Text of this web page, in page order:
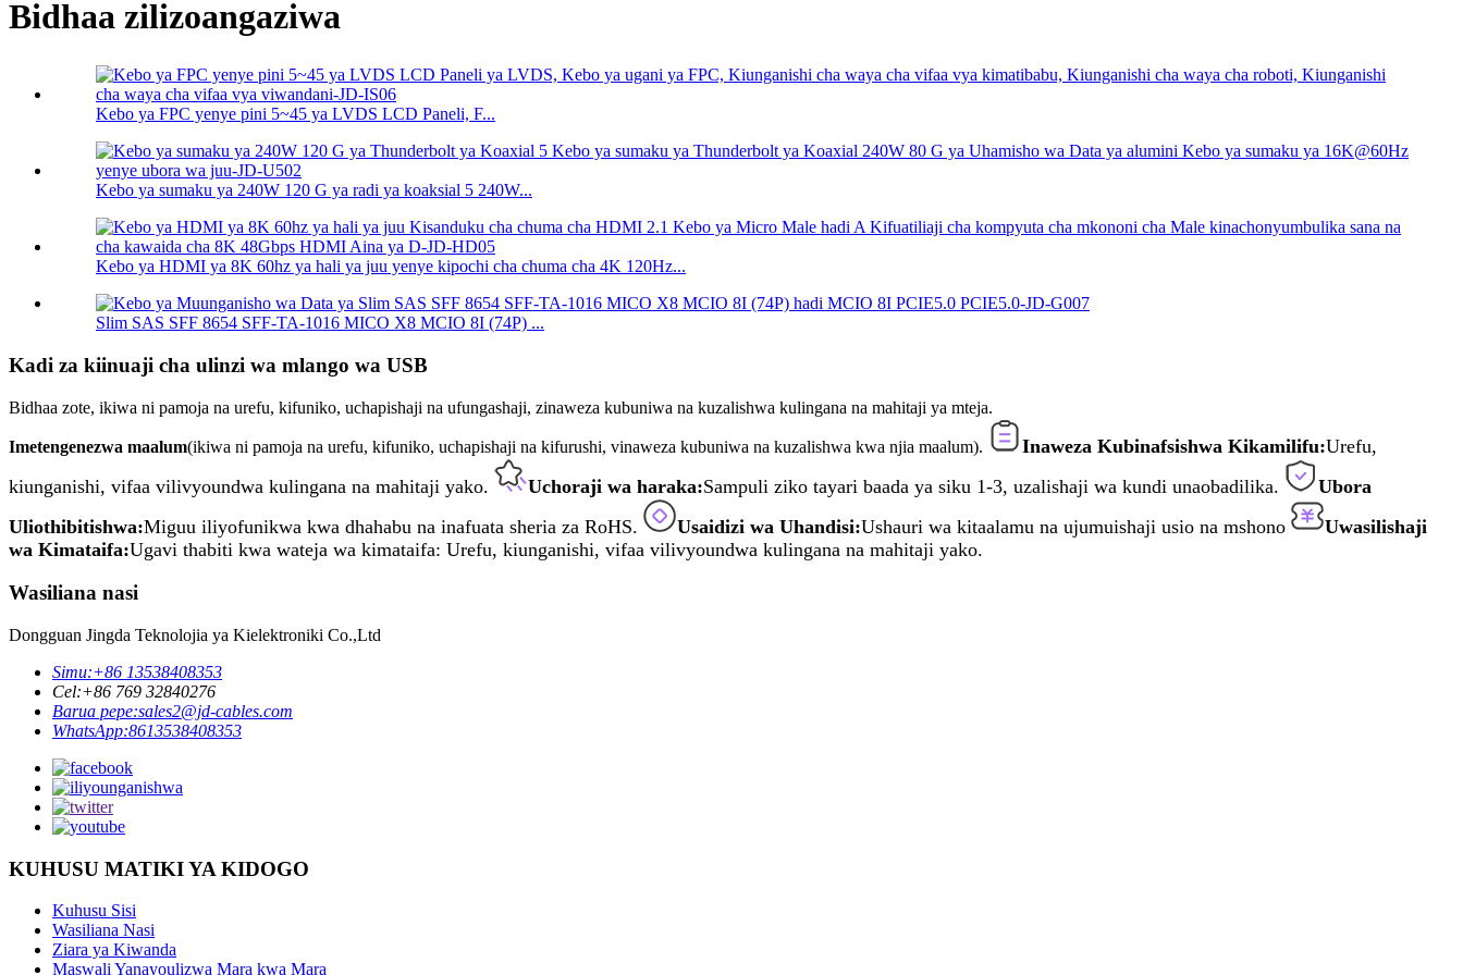
Bidhaa zilizoangaziwa
Kebo ya FPC yenye pini 5~45 ya LVDS LCD Paneli, F...
Kebo ya sumaku ya 240W 120 G ya radi ya koaksial 5 240W...
Kebo ya HDMI ya 8K 60hz ya hali ya juu yenye kipochi cha chuma cha 4K 120Hz...
Slim SAS SFF 8654 SFF-TA-1016 MICO X8 MCIO 8I (74P) ...
Kadi za kiinuaji cha ulinzi wa mlango wa USB
Bidhaa zote, ikiwa ni pamoja na urefu, kifuniko, uchapishaji na ufungashaji, zinaweza kubuniwa na kuzalishwa kulingana na mahitaji ya mteja.
Imetengenezwa maalum(ikiwa ni pamoja na urefu, kifuniko, uchapishaji na kifurushi, vinaweza kubuniwa na kuzalishwa kwa njia maalum). Inaweza Kubinafsishwa Kikamilifu:Urefu,
kiunganishi, vifaa vilivyoundwa kulingana na mahitaji yako.
Uchoraji wa haraka:Sampuli ziko tayari baada ya siku 1-3, uzalishaji wa kundi unaobadilika.
Ubora
Uliothibitishwa:Miguu iliyofunikwa kwa dhahabu na inafuata sheria za RoHS. Usaidizi wa Uhandisi:Ushauri wa kitaalamu na ujumuishaji usio na mshono
Uwasilishaji
wa Kimataifa:Ugavi thabiti kwa wateja wa kimataifa: Urefu, kiunganishi, vifaa vilivyoundwa kulingana na mahitaji yako.
Wasiliana nasi
Dongguan Jingda Teknolojia ya Kielektroniki Co.,Ltd
Simu:+86 13538408353
Cel:+86 769 32840276
Barua pepe:sales2@jd-cables.com
WhatsApp:8613538408353
KUHUSU MATIKI YA KIDOGO
Kuhusu Sisi
Wasiliana Nasi
Ziara ya Kiwanda
Maswali Yanayoulizwa Mara kwa Mara